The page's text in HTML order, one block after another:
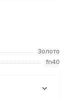
Золото
fn40